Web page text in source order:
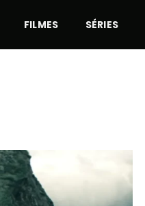
FILMES SÉRIES